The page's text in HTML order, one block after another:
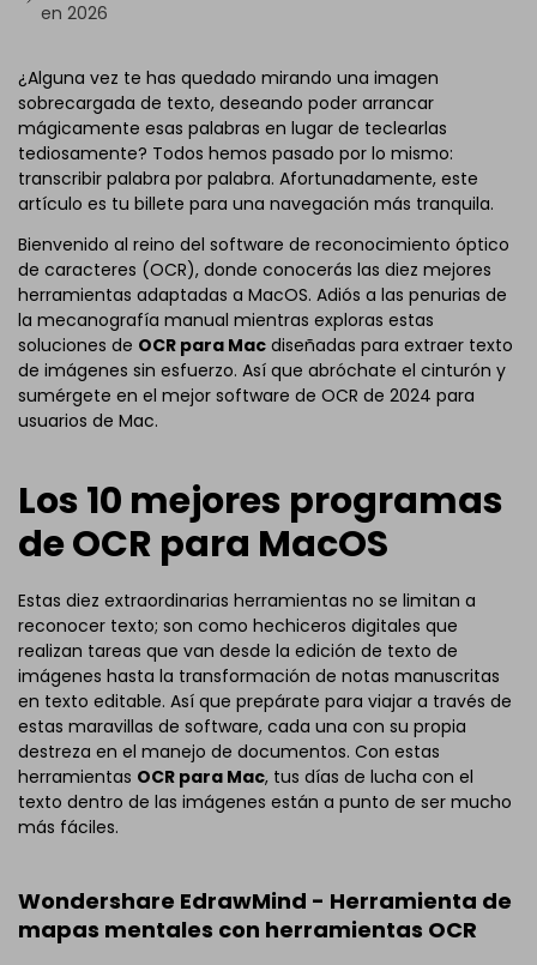
en 2026
¿Alguna vez te has quedado mirando una imagen
sobrecargada de texto, deseando poder arrancar
mágicamente esas palabras en lugar de teclearlas
tediosamente? Todos hemos pasado por lo mismo:
transcribir palabra por palabra. Afortunadamente, este
artículo es tu billete para una navegación más tranquila.
Bienvenido al reino del software de reconocimiento óptico
de caracteres (OCR), donde conocerás las diez mejores
herramientas adaptadas a MacOS. Adiós a las penurias de
la mecanografía manual mientras exploras estas
soluciones de OCR para Mac diseñadas para extraer texto
de imágenes sin esfuerzo. Así que abróchate el cinturón y
sumérgete en el mejor software de OCR de 2024 para
usuarios de Mac.
Los 10 mejores programas
de OCR para MacOS
Estas diez extraordinarias herramientas no se limitan a
reconocer texto; son como hechiceros digitales que
realizan tareas que van desde la edición de texto de
imágenes hasta la transformación de notas manuscritas
en texto editable. Así que prepárate para viajar a través de
estas maravillas de software, cada una con su propia
destreza en el manejo de documentos. Con estas
herramientas OCR para Mac, tus días de lucha con el
texto dentro de las imágenes están a punto de ser mucho
más fáciles.
Wondershare EdrawMind - Herramienta de
mapas mentales con herramientas OCR